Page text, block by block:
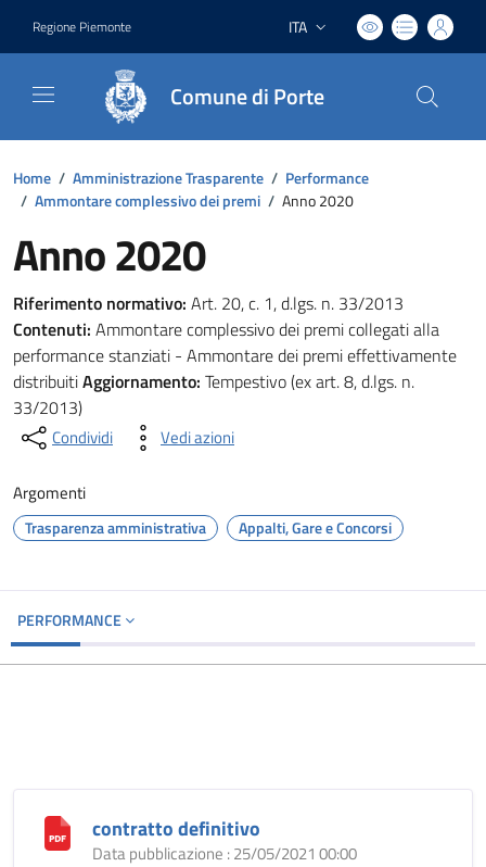
Regione Piemonte Lingua attiva:
ITA
Comune di Porte
Home / Amministrazione Trasparente / Performance
/ Ammontare complessivo dei premi / Anno 2020
Anno 2020
Riferimento normativo: Art. 20, c. 1, d.lgs. n. 33/2013
Contenuti: Ammontare complessivo dei premi collegati alla
performance stanziati - Ammontare dei premi effettivamente
distribuitiAggiornamento: Tempestivo (ex art. 8, d.lgs. n.
33/2013)
Condividi Vedi azioni
Argomenti
Trasparenza amministrativa Appalti, Gare e Concorsi
PERFORMANCE
contratto definitivo
Data pubblicazione : 25/05/2021 00:00